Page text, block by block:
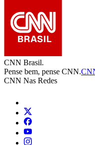
CNN Brasil.
Pense bem, pense CNN.
CNN Nas Redes